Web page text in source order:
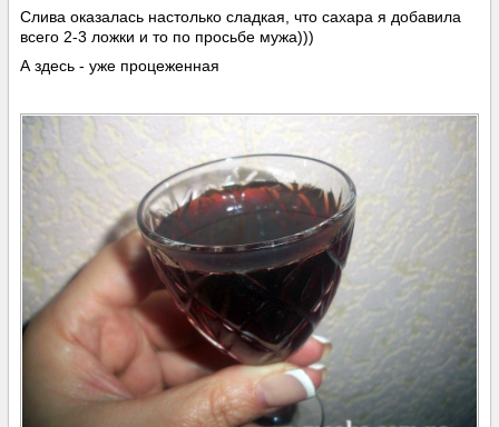
Слива оказалась настолько сладкая, что сахара я добавила
всего 2-3 ложки и то по просьбе мужа)))
А здесь - уже процеженная